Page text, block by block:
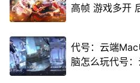
高帧 游戏多开
代号：云端
脑怎么玩代号